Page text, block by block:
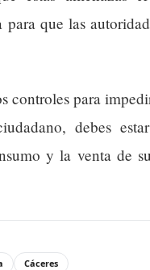
que las
controles para
debes
y la venta de
Cáceres